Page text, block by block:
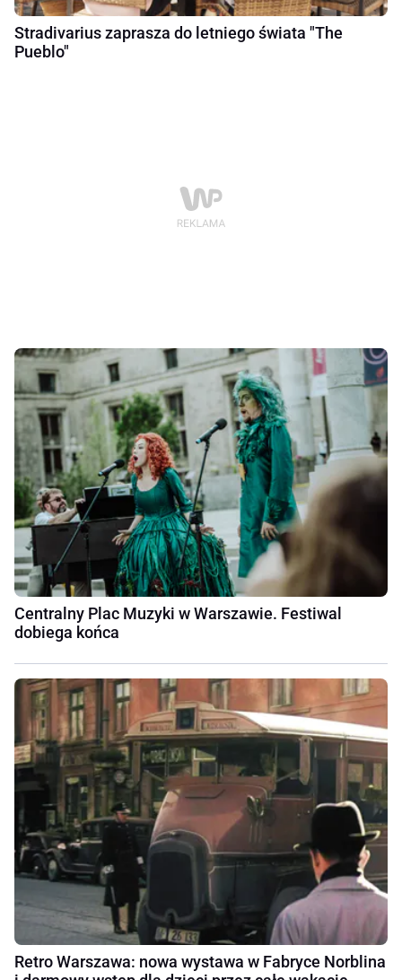
Stradivarius zaprasza do letniego świata "The
Pueblo"
Centralny Plac Muzyki w Warszawie. Festiwal
dobiega końca
Retro Warszawa: nowa wystawa w Fabryce Norblina